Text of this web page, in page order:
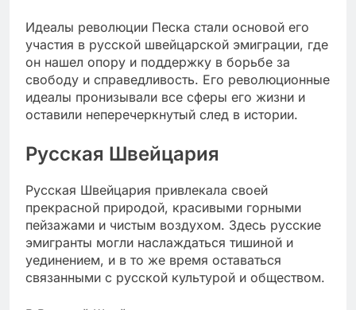
Идеалы революции Песка стали основой его
участия в русской швейцарской эмиграции, где
он нашел опору и поддержку в борьбе за
свободу и справедливость. Его революционные
идеалы пронизывали все сферы его жизни и
оставили неперечеркнутый след в истории.
Русская Швейцария
Русская Швейцария привлекала своей
прекрасной природой, красивыми горными
пейзажами и чистым воздухом. Здесь русские
эмигранты могли наслаждаться тишиной и
уединением, и в то же время оставаться
связанными с русской культурой и обществом.